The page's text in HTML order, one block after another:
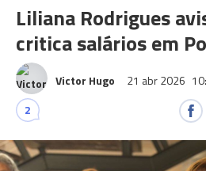
Liliana Rodrigues
critica salários em
Victor Hugo 21 abr 2026
2